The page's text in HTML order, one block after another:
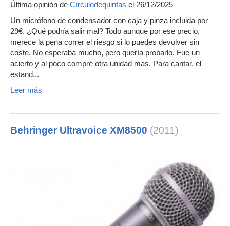
Última opinión de Círculodequintas el 26/12/2025
Un micrófono de condensador con caja y pinza incluida por
29€. ¿Qué podría salir mal? Todo aunque por ese precio,
merece la pena correr el riesgo si lo puedes devolver sin
coste. No esperaba mucho, pero quería probarlo. Fue un
acierto y al poco compré otra unidad mas. Para cantar, el
estand...
Leer más
Behringer Ultravoice XM8500 (2011)